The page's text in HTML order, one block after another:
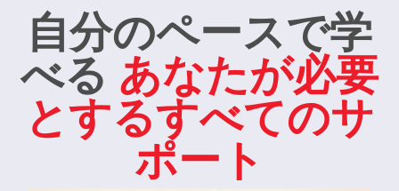
自分のペースで学
べる あなたが必要
とするすべてのサ
ポート